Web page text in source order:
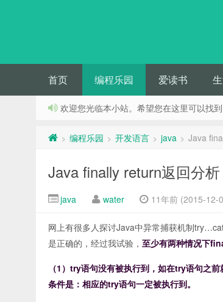
首页 编程乐园 爱读书
欢迎您光临本小站。希望您在这里可以找到
> 编程乐园 > 开发语言 > java > Java
Java finally return返回分析
java water 11年前 (2015-12-
网上有很多人探讨Java中异常捕获机制
是正确的，经过我试验， 至少有两种情况下
（1）try语句没有被执行到，如在try语句之
条件是：相应的try语句一定被执行到。